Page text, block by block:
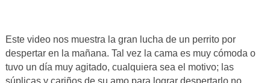
Este video nos muestra la gran lucha de un perrito por
despertar en la mañana. Tal vez la cama es muy cómoda o
tuvo un día muy agitado, cualquiera sea el motivo; las